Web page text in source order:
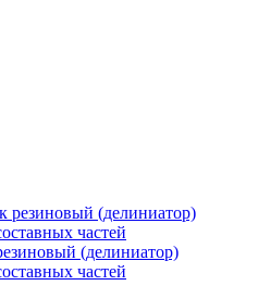
(делиниатор)
частей